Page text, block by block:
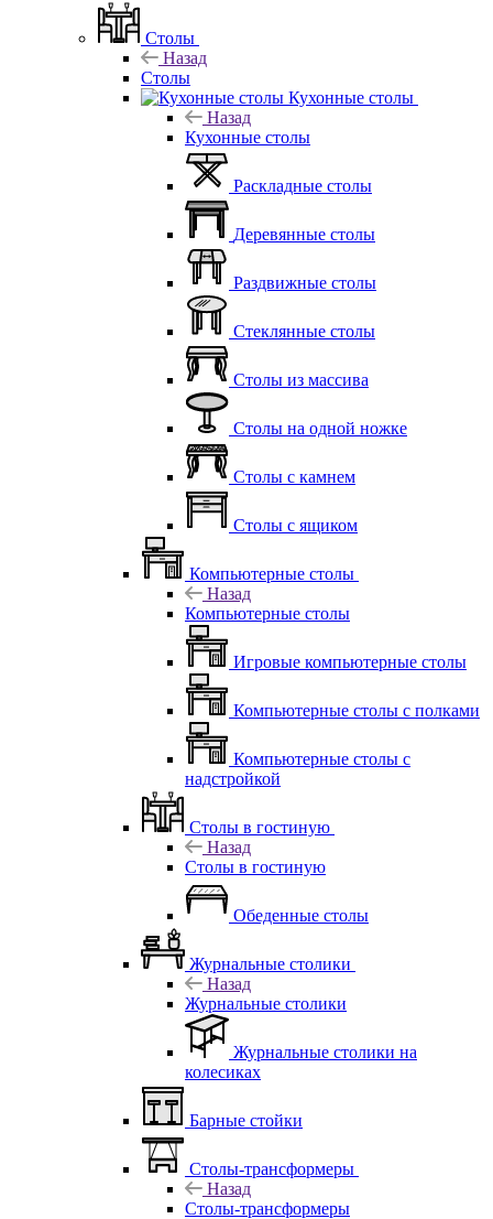
Столы
Назад
Столы
Кухонные столы
Назад
Кухонные столы
Раскладные столы
Деревянные столы
Раздвижные столы
Стеклянные столы
Столы из массива
Столы на одной ножке
Столы с камнем
Столы с ящиком
Компьютерные столы
Назад
Компьютерные столы
Игровые компьютерные столы
Компьютерные столы с полками
Компьютерные столы с
надстройкой
Столы в гостиную
Назад
Столы в гостиную
Обеденные столы
Журнальные столики
Назад
Журнальные столики
Журнальные столики на
колесиках
Барные стойки
Столы-трансформеры
Назад
Столы-трансформеры